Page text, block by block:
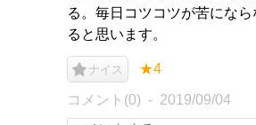
る。毎日コツコツが苦にな
ると思います。
ナイス ★4
コメント(0) 2019/09/04